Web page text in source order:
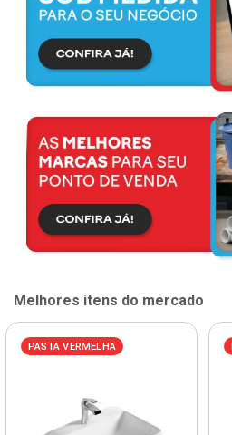
Melhores itens do mercado
PASTA VERMELHA